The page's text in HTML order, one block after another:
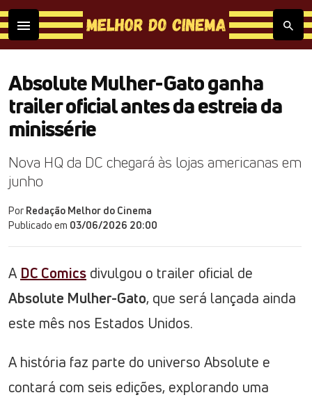
Absolute Mulher-Gato ganha
trailer oficial antes da estreia da
minissérie
Nova HQ da DC chegará às lojas americanas em
junho
Por Redação Melhor do Cinema
Publicado em 03/06/2026 20:00
A DC Comics divulgou o trailer oficial de
Absolute Mulher-Gato, que será lançada ainda
este mês nos Estados Unidos.
A história faz parte do universo Absolute e
contará com seis edições, explorando uma